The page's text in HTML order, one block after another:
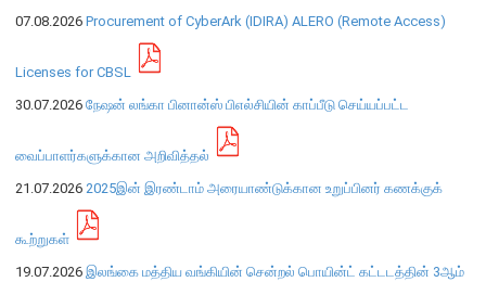
நிறுவன ரீதியான அமைப்பு
நிறுவனக் கட்டமைப்பு
முதன்மை அலுவலர்கள்
ஆளுகைக் கோவைகளும் கொள்கைகளும்
வங்கிப் பணிமனை
வங்கிப் பணிமனை
07.08.2026 Procurement of CyberArk (IDIRA) ALERO (Remote Access)
Licenses for CBSL
30.07.2026 நேஷன் லங்கா பினான்ஸ் பிஎல்சியின் காப்பீடு செய்யப்பட்ட
வைப்பாளர்களுக்கான அறிவித்தல்
21.07.2026 2025இன் இரண்டாம் அரையாண்டுக்கான உறுப்பினர் கணக்குக்
கூற்றுகள்
19.07.2026 இலங்கை மத்திய வங்கியின் சென்றல் பொயின்ட் கட்டடத்தின் 3ஆம்